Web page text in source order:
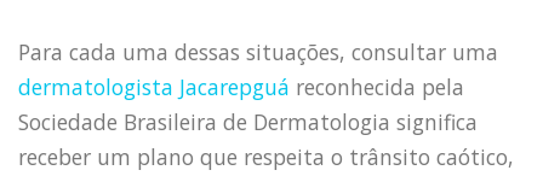
Para cada uma dessas situações, consultar uma
dermatologista Jacarepguá reconhecida pela
Sociedade Brasileira de Dermatologia significa
receber um plano que respeita o trânsito caótico,